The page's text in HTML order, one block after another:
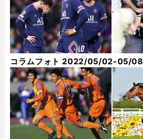
コラムフォト 2022/05/02-05/08